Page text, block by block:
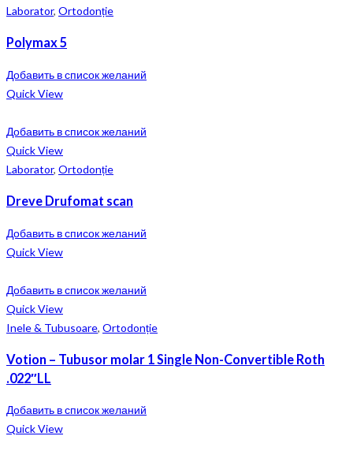
Laborator, Ortodonție
Polymax 5
Добавить в список желаний
Quick View
Добавить в список желаний
Quick View
Laborator, Ortodonție
Dreve Drufomat scan
Добавить в список желаний
Quick View
Добавить в список желаний
Quick View
Inele & Tubusoare, Ortodonție
Votion – Tubusor molar 1 Single Non-Convertible Roth
.022″LL
Добавить в список желаний
Quick View